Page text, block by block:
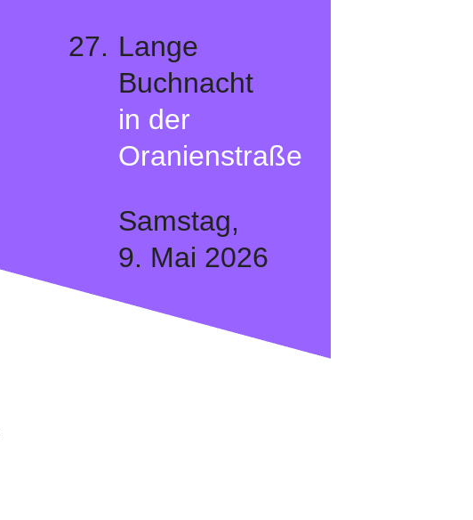
27. Lange
Buchnacht
in der
Oranienstraße
Samstag,
9. Mai 2026